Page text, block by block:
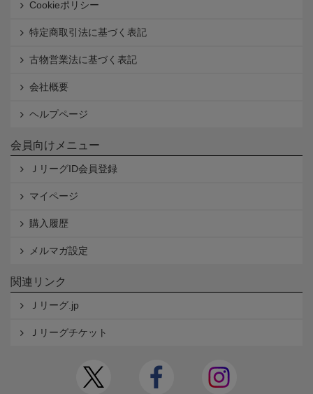
Cookieポリシー
特定商取引法に基づく表記
古物営業法に基づく表記
会社概要
ヘルプページ
会員向けメニュー
ＪリーグID会員登録
マイページ
購入履歴
メルマガ設定
関連リンク
Ｊリーグ.jp
Ｊリーグチケット